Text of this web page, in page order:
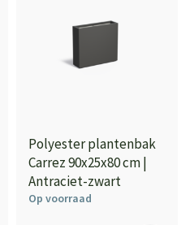
Polyester plantenbak
Carrez 90x25x80 cm |
Antraciet-zwart
Op voorraad